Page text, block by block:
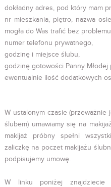
dokładny adres, pod który mam
nr mieszkania, piętro, nazwa
mogła do Was trafić bez
numer telefonu prywatnego,
godzinę i miejsce ślubu,
godzinę gotowości Panny Młodej
ewentualnie ilość dodatkowych
W ustalonym czasie
ślubem) umawiamy się na
makijaż próbny spełni
zaliczkę na poczet makijażu
podpisujemy umowę.
W linku poniżej znajdziecie